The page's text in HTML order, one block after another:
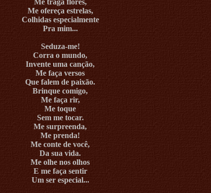
Me traga flores,
Me ofereça estrelas,
Colhidas especialmente
Pra mim...
Seduza-me!
Corra o mundo,
Invente uma canção,
Me faça versos
Que falem de paixão.
Brinque comigo,
Me faça rir,
Me toque
Sem me tocar.
Me surpreenda,
Me prenda!
Me conte de você,
Da sua vida.
Me olhe nos olhos
E me faça sentir
Um ser especial...